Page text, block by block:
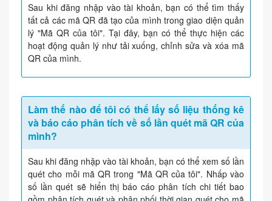
Sau khi đăng nhập vào tài khoản, bạn có thể tìm thấy
tất cả các mã QR đã tạo của mình trong giao diện quản
lý "Mã QR của tôi". Tại đây, bạn có thể thực hiện các
hoạt động quản lý như tải xuống, chỉnh sửa và xóa mã
QR của mình.
Làm thế nào để tôi có thể lấy số liệu thống kê
và báo cáo phân tích về số lần quét mã QR của
mình?
Sau khi đăng nhập vào tài khoản, bạn có thể xem số lần
quét cho mỗi mã QR trong "Mã QR của tôi". Nhấp vào
số lần quét sẽ hiển thị báo cáo phân tích chi tiết bao